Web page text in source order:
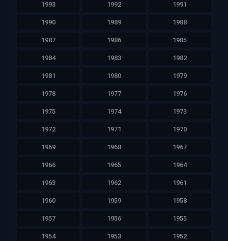
1993 1992 1991
1990 1989 1988
1987 1986 1985
1984 1983 1982
1981 1980 1979
1978 1977 1976
1975 1974 1973
1972 1971 1970
1969 1968 1967
1966 1965 1964
1963 1962 1961
1960 1959 1958
1957 1956 1955
1954 1953 1952